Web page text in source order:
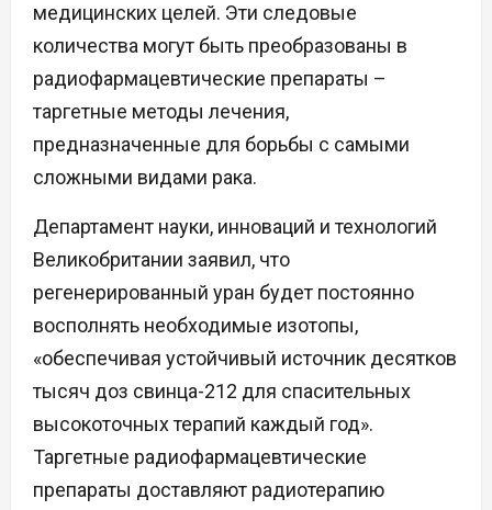
медицинских целей. Эти следовые
количества могут быть преобразованы в
радиофармацевтические препараты –
таргетные методы лечения,
предназначенные для борьбы с самыми
сложными видами рака.
Департамент науки, инноваций и технологий
Великобритании заявил, что
регенерированный уран будет постоянно
восполнять необходимые изотопы,
«обеспечивая устойчивый источник десятков
тысяч доз свинца-212 для спасительных
высокоточных терапий каждый год».
Таргетные радиофармацевтические
препараты доставляют радиотерапию